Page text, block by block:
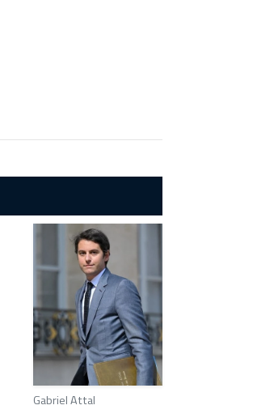
Gabriel Attal